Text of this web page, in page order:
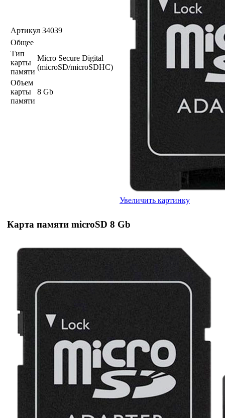
Артикул 34039
Общее
Тип
карты
памяти
Micro Secure Digital
(microSD/microSDHC)
Объем
карты
памяти
8 Gb
Увеличить картинку
Карта памяти microSD 8 Gb